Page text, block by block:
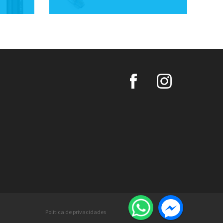
Politica de privacidades